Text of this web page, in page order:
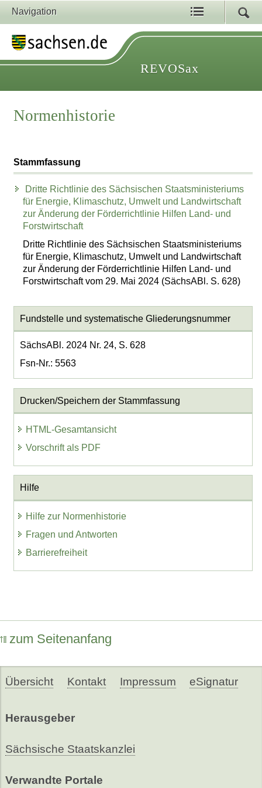
Navigation
REVOSax
Normenhistorie
Stammfassung
Dritte Richtlinie des Sächsischen Staatsministeriums
für Energie, Klimaschutz, Umwelt und Landwirtschaft
zur Änderung der Förderrichtlinie Hilfen Land- und
Forstwirtschaft
Dritte Richtlinie des Sächsischen Staatsministeriums
für Energie, Klimaschutz, Umwelt und Landwirtschaft
zur Änderung der Förderrichtlinie Hilfen Land- und
Forstwirtschaft vom 29. Mai 2024 (SächsABl. S. 628)
Fundstelle und systematische Gliederungsnummer
SächsABl. 2024 Nr. 24, S. 628
Fsn-Nr.: 5563
Drucken/Speichern der Stammfassung
HTML-Gesamtansicht
Vorschrift als PDF
Hilfe
Hilfe zur Normenhistorie
Fragen und Antworten
Barrierefreiheit
zum Seitenanfang
Übersicht Kontakt Impressum eSignatur
Herausgeber
Sächsische Staatskanzlei
Verwandte Portale